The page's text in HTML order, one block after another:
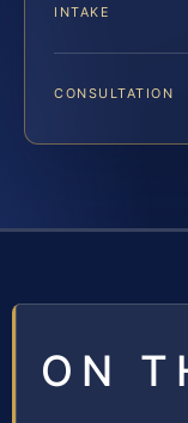
INTAKE
CONSULTATION
ON